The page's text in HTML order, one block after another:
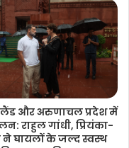
और अरुणाचल प्रदेश में
राहुल गांधी, प्रियंका-
घायलों के जल्द स्वस्थ